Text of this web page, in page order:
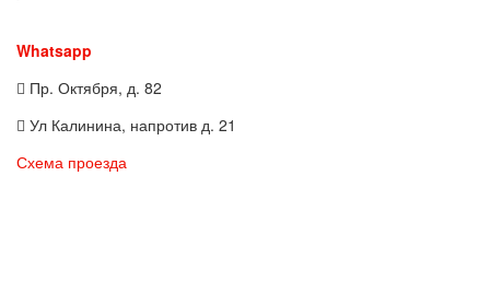
Whatsapp
Пр. Октября, д. 82
Ул Калинина, напротив д. 21
Схема проезда